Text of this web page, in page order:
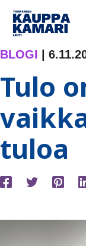
Siirry
sisältöön
BLOGI
Tulo
tuloa